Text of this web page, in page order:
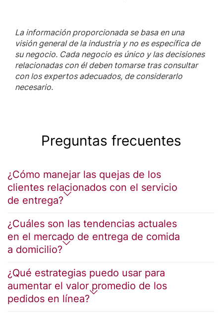
La información proporcionada se basa en una
visión general de la industria y no es específica de
su negocio. Cada negocio es único y las decisiones
relacionadas con él deben tomarse tras consultar
con los expertos adecuados, de considerarlo
necesario.
Preguntas frecuentes
¿Cómo manejar las quejas de los
clientes relacionados con el servicio
de entrega?
¿Cuáles son las tendencias actuales
en el mercado de entrega de comida
a domicilio?
¿Qué estrategias puedo usar para
aumentar el valor promedio de los
pedidos en línea?